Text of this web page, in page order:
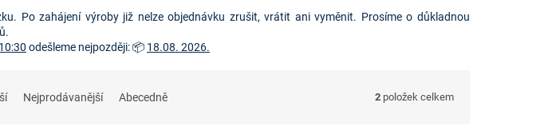
Po zahájení výroby již nelze objednávku zrušit, vrátit ani vyměnit. Prosíme o důkladnou
odešleme nejpozději: 📦 18.08. 2026.
Nejprodávanější Abecedně 2 položek celkem